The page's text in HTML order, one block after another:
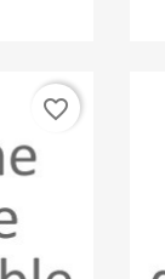
favorite_border